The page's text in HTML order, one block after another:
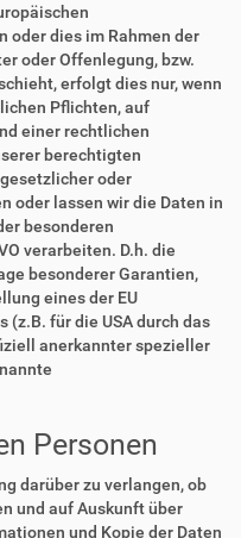
oder dies im Rahmen der
oder Offenlegung, bzw.
erfolgt dies nur, wenn
Pflichten, auf
einer rechtlichen
berechtigten
oder
oder lassen wir die Daten in
besonderen
verarbeiten. D.h. die
besonderer Garantien,
eines der EU
für die USA durch das
anerkannter spezieller
Personen
darüber zu verlangen, ob
und auf Auskunft über
und Kopie der Daten